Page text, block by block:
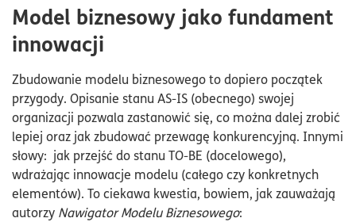
Model biznesowy jako fundament
innowacji
Zbudowanie modelu biznesowego to dopiero początek
przygody. Opisanie stanu AS-IS (obecnego) swojej
organizacji pozwala zastanowić się, co można dalej zrobić
lepiej oraz jak zbudować przewagę konkurencyjną. Innymi
słowy: jak przejść do stanu TO-BE (docelowego),
wdrażając innowacje modelu (całego czy konkretnych
elementów). To ciekawa kwestia, bowiem, jak zauważają
autorzy Nawigator Modelu Biznesowego: